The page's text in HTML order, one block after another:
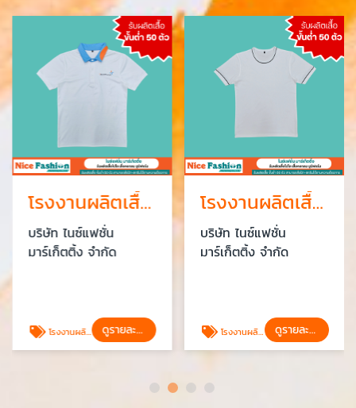
โรงงานผลิตเสื้อโปโล เสื้อยูนิฟอร์ม มีขั้นต่ำ 50 ตัว บางบอน
บริษัท ไนซ์แฟชั่น
มาร์เก็ตติ้ง จำกัด
โรงงานผลิตเสื้อโปโล เสื้อยูนิฟอร์ม มีขั้นต่ำ 50 ตัว ดูรายละเอียด
โรงงานผลิตเสื้อยืด เสื้อสกรีน ราคาส่ง พระราม2
บริษัท ไนซ์แฟชั่น
มาร์เก็ตติ้ง จำกัด
โรงงานผลิตเสื้อยืด เสื้อสกรีน ราคาส่ง พระราม2 ดูรายละเอียด